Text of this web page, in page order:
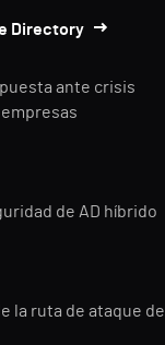
Directory
ante crisis
de AD híbrido
la ruta de ataque de